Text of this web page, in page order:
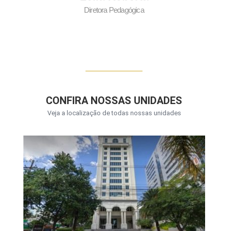
Diretora Pedagógica
CONFIRA NOSSAS UNIDADES
Veja a localização de todas nossas unidades